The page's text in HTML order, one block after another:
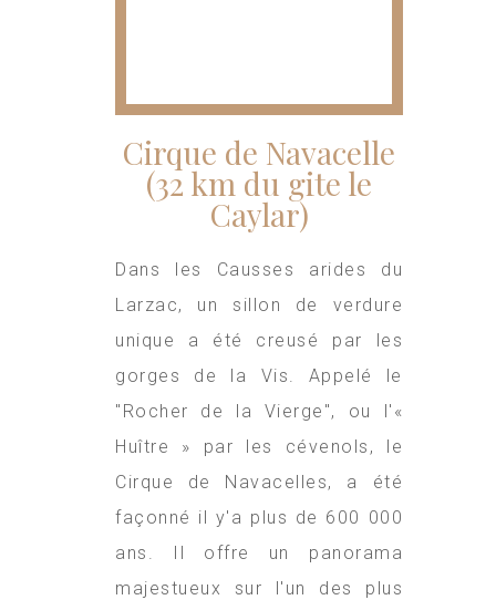
Cirque de Navacelle
(32 km du gite le
Caylar)
Dans les Causses arides du
Larzac, un sillon de verdure
unique a été creusé par les
gorges de la Vis. Appelé le
"Rocher de la Vierge", ou l'«
Huître » par les cévenols, le
Cirque de Navacelles, a été
façonné il y'a plus de 600 000
ans. Il offre un panorama
majestueux sur l'un des plus